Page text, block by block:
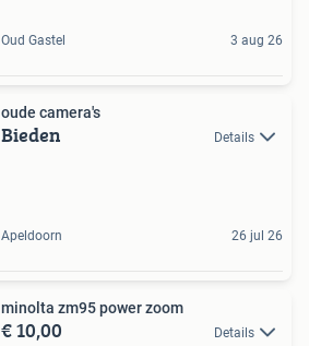
Oud Gastel 3 aug 26
oude camera's
Bieden Details
Apeldoorn 26 jul 26
minolta zm95 power zoom
€ 10,00 Details